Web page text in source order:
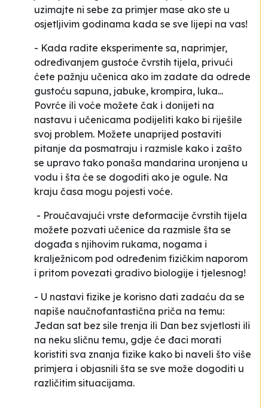
uzimajte ni sebe za primjer mase ako ste u
osjetljivim godinama kada se sve lijepi na vas!
- Kada radite eksperimente sa, naprimjer,
određivanjem gustoće čvrstih tijela, privući
ćete pažnju učenica ako im zadate da odrede
gustoću sapuna, jabuke, krompira, luka...
Povrće ili voće možete čak i donijeti na
nastavu i učenicama podijeliti kako bi riješile
svoj problem. Možete unaprijed postaviti
pitanje da posmatraju i razmisle kako i zašto
se upravo tako ponaša mandarina uronjena u
vodu i šta će se dogoditi ako je ogule. Na
kraju časa mogu pojesti voće.
- Proučavajući vrste deformacije čvrstih tijela
možete pozvati učenice da razmisle šta se
događa s njihovim rukama, nogama i
kralježnicom pod određenim fizičkim naporom
i pritom povezati gradivo biologije i tjelesnog!
- U nastavi fizike je korisno dati zadaću da se
napiše naučnofantastična priča na temu:
Jedan sat bez sile trenja ili Dan bez svjetlosti ili
na neku sličnu temu, gdje će đaci morati
koristiti sva znanja fizike kako bi naveli što više
primjera i objasnili šta se sve može dogoditi u
različitim situacijama.